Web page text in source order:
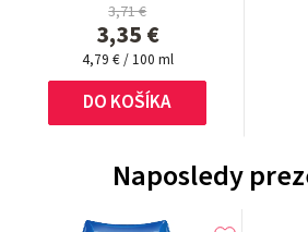
3,71 €
3,35 €
Jednotková
cena:
4,79 € / 100 ml
DO KOŠÍKA
Naposledy